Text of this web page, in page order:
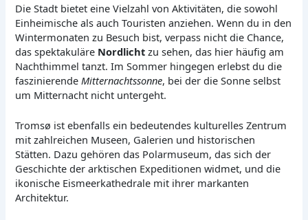
Die Stadt bietet eine Vielzahl von Aktivitäten, die sowohl
Einheimische als auch Touristen anziehen. Wenn du in den
Wintermonaten zu Besuch bist, verpass nicht die Chance,
das spektakuläre Nordlicht zu sehen, das hier häufig am
Nachthimmel tanzt. Im Sommer hingegen erlebst du die
faszinierende Mitternachtssonne, bei der die Sonne selbst
um Mitternacht nicht untergeht.
Tromsø ist ebenfalls ein bedeutendes kulturelles Zentrum
mit zahlreichen Museen, Galerien und historischen
Stätten. Dazu gehören das Polarmuseum, das sich der
Geschichte der arktischen Expeditionen widmet, und die
ikonische Eismeerkathedrale mit ihrer markanten
Architektur.